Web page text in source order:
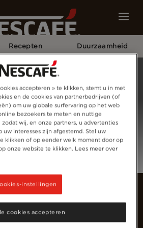
Recepten Duurzaamheid
Aan
accepteren » te klikken, stemt u in met
en de cookies van partnerbedrijven (of
om uw globale surfervaring op het web
bezoekers te meten en nuttige
wij, en onze partners, u advertenties
uw interesses zijn afgestemd. Stel uw
klikken of op eender welk moment door op
onze website te klikken. Lees meer over
instellingen
cookies accepteren